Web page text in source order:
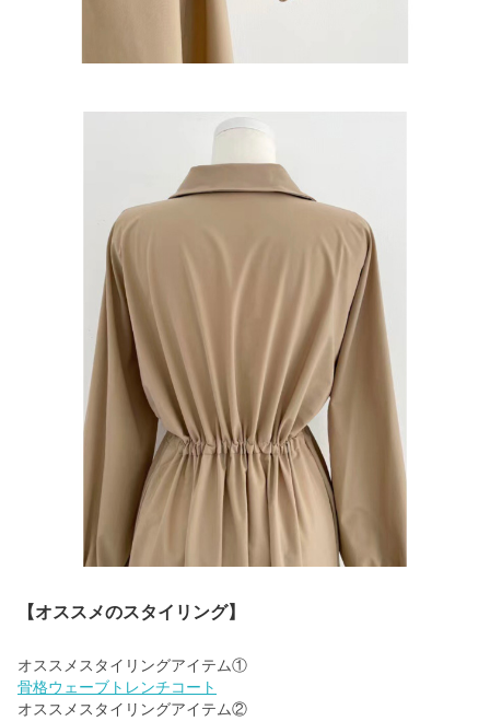
【オススメのスタイリング】
骨格ウェーブトレンチコート